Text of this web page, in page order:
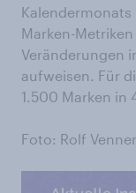
Marken-
Veränderungen
aufweisen. Für
1.500 Marken in
Foto: Rolf